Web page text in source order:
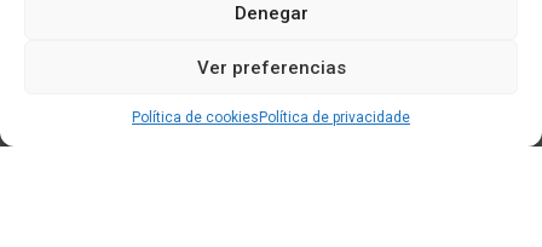
Denegar
Ver preferencias
Política de cookies Política de privacidade